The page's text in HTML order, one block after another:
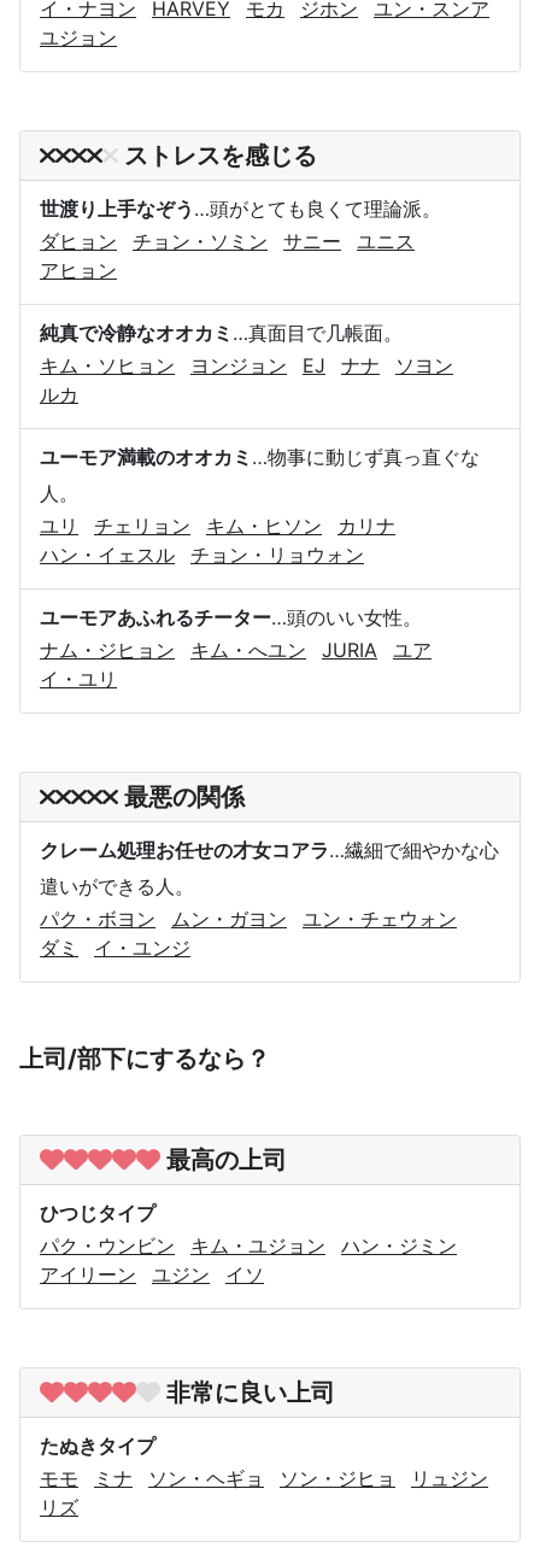
イ・ナヨン HARVEY モカ ジホン
ユン・スンア
ユジョン
ストレスを感じる
世渡り上手なぞう …頭がとても良くて理論派。
ダヒョン
チョン・ソミン サニー
ユニス
アヒョン
純真で冷静なオオカミ …真面目で几帳面。
キム・ソヒョン
ヨンジョン EJ ナナ
ソヨン
ルカ
ユーモア満載のオオカミ …物事に動じず真っ直ぐな
人。
ユリ
チェリョン キム・ヒソン
カリナ
ハン・イェスル
チョン・リョウォン
ユーモアあふれるチーター…頭のいい女性。
ナム・ジヒョン
キム・へユン JURIA
ユア
イ・ユリ
最悪の関係
クレーム処理お任せの才女コアラ…繊細で細やかな心
遣いができる人。
パク・ボヨン
ムン・ガヨン
ユン・チェウォン
ダミ
イ・ユンジ
上司/部下にするなら？
最高の上司
ひつじタイプ
パク・ウンビン
キム・ユジョン
ハン・ジミン
アイリーン
ユジン イソ
非常に良い上司
たぬきタイプ
モモ
ミナ ソン・ヘギョ ソン・ジヒョ
リュジン
リズ